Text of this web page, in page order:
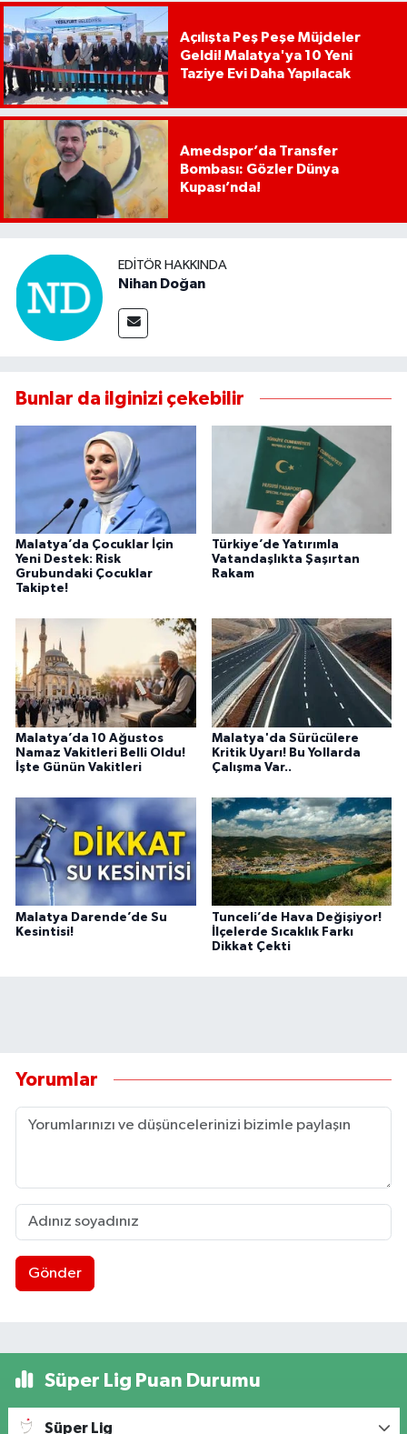
Açılışta Peş Peşe Müjdeler
Geldi! Malatya'ya 10 Yeni
Taziye Evi Daha Yapılacak
Amedspor’da Transfer
Bombası: Gözler Dünya
Kupası’nda!
EDITÖR HAKKINDA
Nihan Doğan
Bunlar da ilginizi çekebilir
Malatya’da Çocuklar İçin
Yeni Destek: Risk
Grubundaki Çocuklar
Takipte!
Türkiye’de Yatırımla
Vatandaşlıkta Şaşırtan
Rakam
Malatya’da 10 Ağustos
Namaz Vakitleri Belli Oldu!
İşte Günün Vakitleri
Malatya'da Sürücülere
Kritik Uyarı! Bu Yollarda
Çalışma Var..
Malatya Darende’de Su
Kesintisi!
Tunceli’de Hava Değişiyor!
İlçelerde Sıcaklık Farkı
Dikkat Çekti
Yorumlar
Gönder
Süper Lig Puan Durumu
Süper Lig